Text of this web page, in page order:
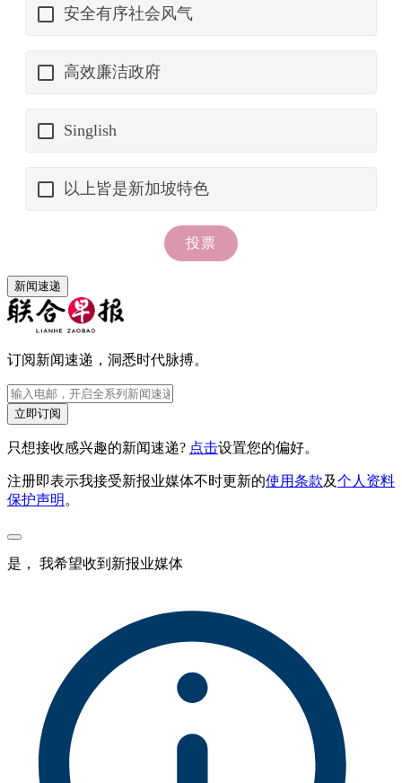
新闻速递
订阅新闻速递，洞悉时代脉搏。
立即订阅
只想接收感兴趣的新闻速递? 点击设置您的偏好。
注册即表示我接受新报业媒体不时更新的使用条款及个人资料
保护声明。
是， 我希望收到新报业媒体